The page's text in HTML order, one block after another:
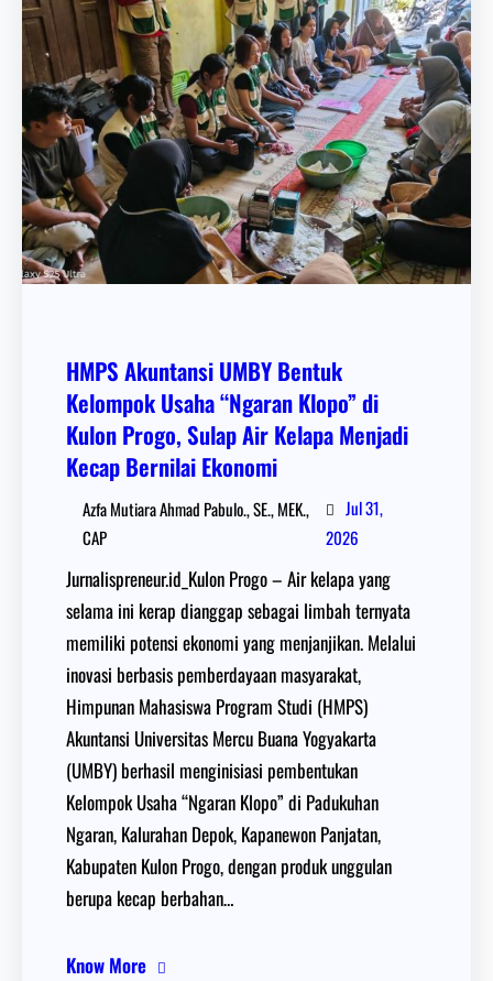
HMPS Akuntansi UMBY Bentuk
Kelompok Usaha “Ngaran Klopo” di
Kulon Progo, Sulap Air Kelapa Menjadi
Kecap Bernilai Ekonomi
Azfa Mutiara Ahmad Pabulo., SE., MEK.,
CAP
Jul 31,
2026
Jurnalispreneur.id_Kulon Progo – Air kelapa yang
selama ini kerap dianggap sebagai limbah ternyata
memiliki potensi ekonomi yang menjanjikan. Melalui
inovasi berbasis pemberdayaan masyarakat,
Himpunan Mahasiswa Program Studi (HMPS)
Akuntansi Universitas Mercu Buana Yogyakarta
(UMBY) berhasil menginisiasi pembentukan
Kelompok Usaha “Ngaran Klopo” di Padukuhan
Ngaran, Kalurahan Depok, Kapanewon Panjatan,
Kabupaten Kulon Progo, dengan produk unggulan
berupa kecap berbahan…
Know More